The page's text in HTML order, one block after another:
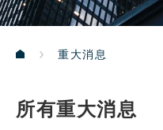
重大消息
所有重大消息